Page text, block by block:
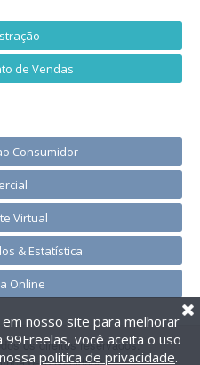
de Vendas
Consumidor
Virtual
& Estatística
Online
os direitos reservados.
nosso site para melhorar
99Freelas, você aceita o uso
política de privacidade.